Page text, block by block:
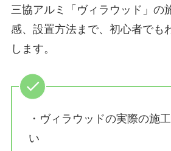
三協アルミ「ヴィラウッド」の
感、設置方法まで、初心者でも
します。
・ヴィラウッドの実際の施
い